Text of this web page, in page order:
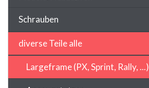
Schrauben
diverse Teile alle
Largeframe (PX, Sprint, Rally, ...)